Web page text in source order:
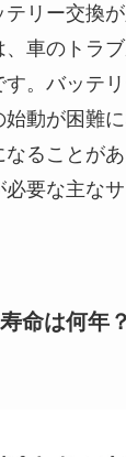
リー交換
、車のトラ
。バッテ
始動が困難
ることが
必要な主な
命は何年